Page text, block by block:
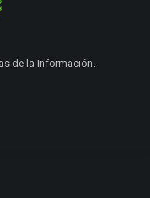
de la Información.